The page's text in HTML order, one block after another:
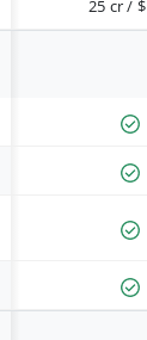
25 cr /